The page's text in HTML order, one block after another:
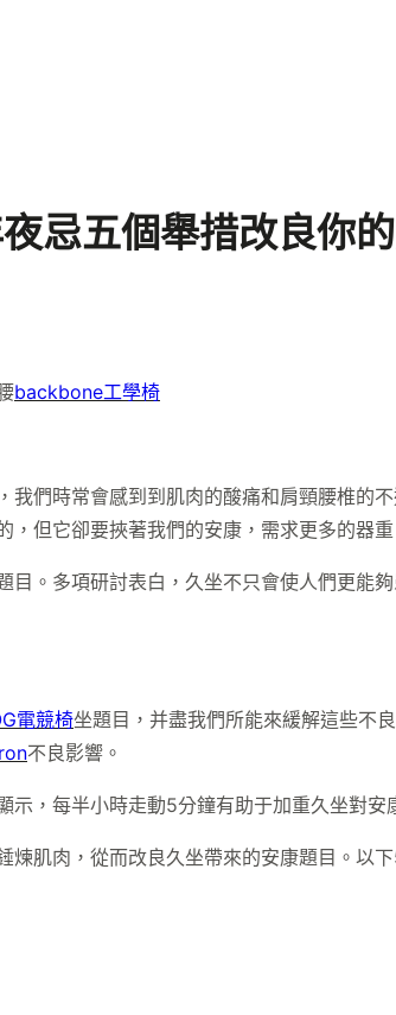
忌五個舉措改良你
backbone工學椅
們時常會感到到肌肉的酸痛和肩頸腰椎的
但它卻要挾著我們的安康，需求更多的器重
目。多項研討表白，久坐不只會使人們更能
電競椅坐題目，并盡我們所能來緩解這些不
不良影響。
，每半小時走動5分鐘有助于加重久坐對安
煉肌肉，從而改良久坐帶來的安康題目。以